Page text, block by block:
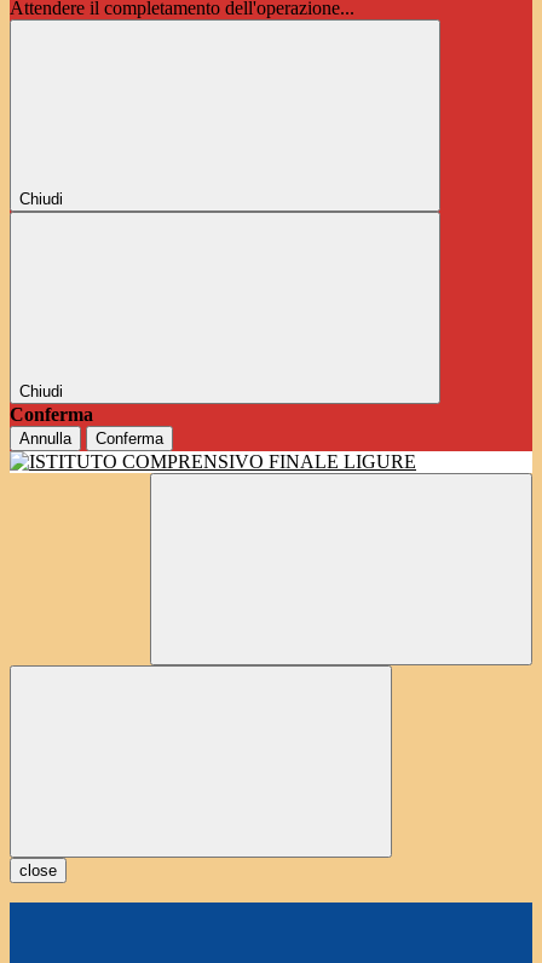
Attendere il completamento dell'operazione...
Chiudi
Chiudi
Conferma
Annulla Conferma
close